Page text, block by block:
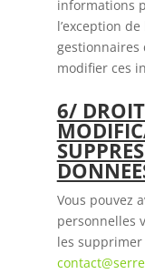
informations
l’exception
gestionnaires
modifier ces
6/ DROIT
Vous pouvez
personnelles
les